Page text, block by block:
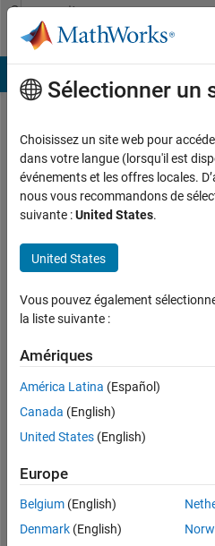
Passer au contenu
Community
Profile
Ken
Last
seen:
6
mois
il y a
Followers:
0
Following:
W6XB,
DSP,
Sélectionner un
Choisissez un site web pour
dans votre langue (lorsqu'il est
événements et les offres locales.
nous vous recommandons de
suivante :United States.
United States
Vous pouvez également
la liste suivante :
Amériques
América Latina (Español)
Canada (English)
United States (English)
Europe
Belgium (English)
Denmark (English)